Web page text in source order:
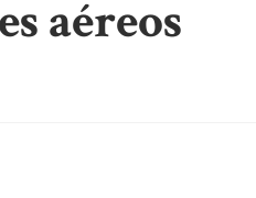
aéreos